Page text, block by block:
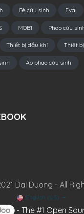
Bè cứu sinh Eval
MOB1 Phao cứu
Thiết bị dầu khí Thiết
Áo phao cứu sinh
Dai Duong - All
English (US)
- The #1 Open